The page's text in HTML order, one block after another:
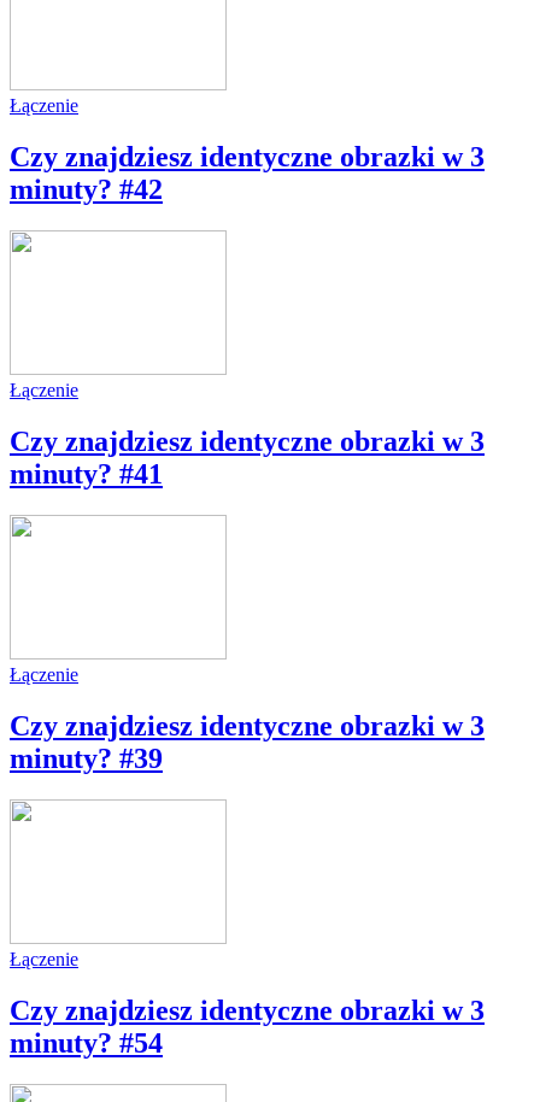
Łączenie
Czy znajdziesz identyczne obrazki w 3
minuty? #42
Łączenie
Czy znajdziesz identyczne obrazki w 3
minuty? #41
Łączenie
Czy znajdziesz identyczne obrazki w 3
minuty? #39
Łączenie
Czy znajdziesz identyczne obrazki w 3
minuty? #54